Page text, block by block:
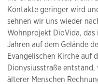
Kontakte geringer wird
sehnen wir uns wieder
Wohnprojekt DioVida, das
Jahren auf dem Gelände
Evangelischen Kirche auf
Dionysiusstraße
älterer Menschen